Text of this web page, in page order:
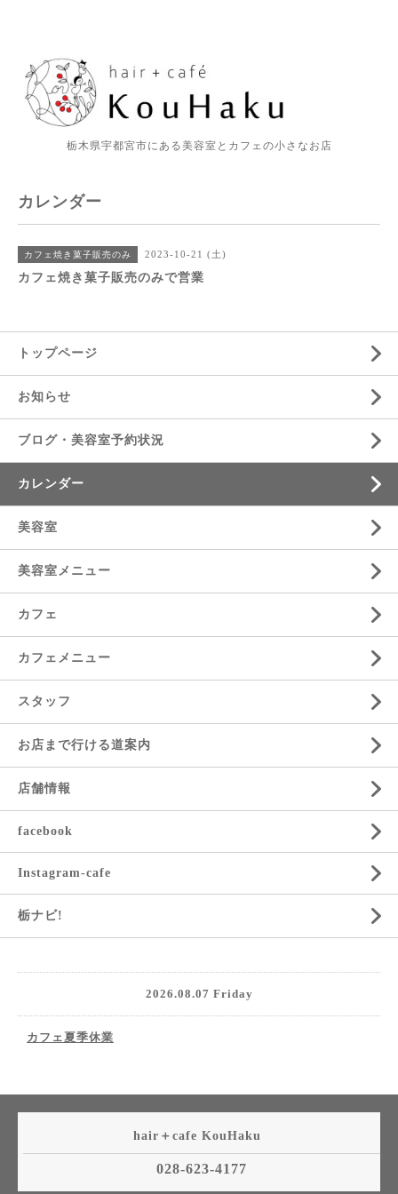
栃木県宇都宮市にある美容室とカフェの小さなお店
カレンダー
カフェ焼き菓子販売のみ 2023-10-21 (土)
カフェ焼き菓子販売のみで営業
トップページ
お知らせ
ブログ・美容室予約状況
カレンダー
美容室
美容室メニュー
カフェ
カフェメニュー
スタッフ
お店まで行ける道案内
店舗情報
facebook
Instagram-cafe
栃ナビ!
2026.08.07 Friday
カフェ夏季休業
hair＋cafe KouHaku
028-623-4177